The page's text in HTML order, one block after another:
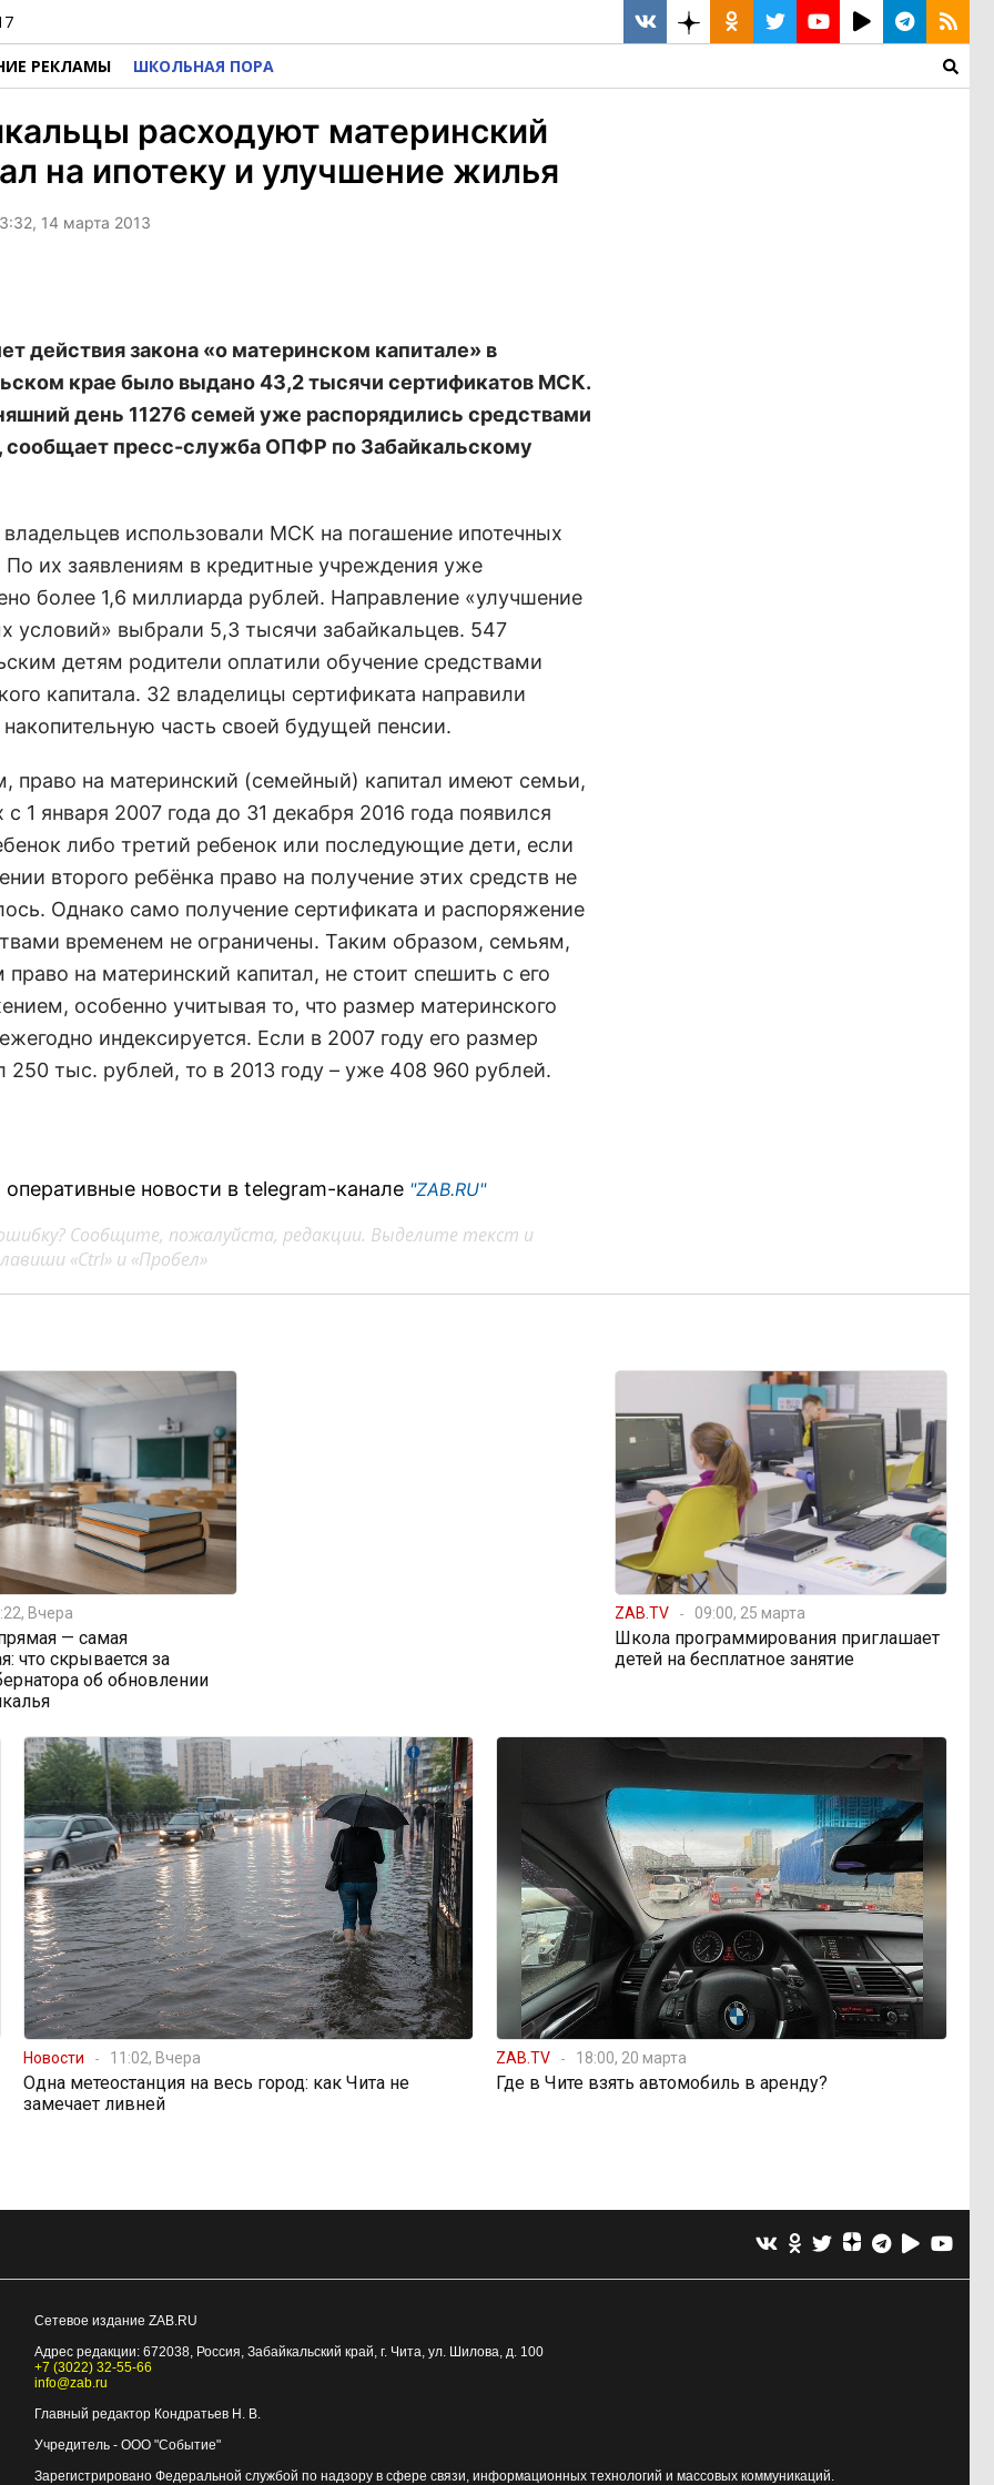
РЕКЛАМЫ ШКОЛЬНАЯ ПОРА
расходуют материнский
на ипотеку и улучшение жилья
14 марта 2013
действия закона «о материнском капитале» в
крае было выдано 43,2 тысячи сертификатов МСК.
день 11276 семей уже распорядились средствами
сообщает пресс-служба ОПФР по Забайкальскому
использовали МСК на погашение ипотечных
По их заявлениям в кредитные учреждения уже
более 1,6 миллиарда рублей. Направление «улучшение
условий» выбрали 5,3 тысячи забайкальцев. 547
детям родители оплатили обучение средствами
капитала. 32 владелицы сертификата направили
накопительную часть своей будущей пенсии.
право на материнский (семейный) капитал имеют семьи,
с 1 января 2007 года до 31 декабря 2016 года появился
либо третий ребенок или последующие дети, если
второго ребёнка право на получение этих средств не
Однако само получение сертификата и распоряжение
временем не ограничены. Таким образом, семьям,
на материнский капитал, не стоит спешить с его
особенно учитывая то, что размер материнского
индексируется. Если в 2007 году его размер
250 тыс. рублей, то в 2013 году – уже 408 960 рублей.
новости в telegram-канале "ZAB.RU"
Сообщите, пожалуйста, редакции. Выделите текст и
«Ctrl» и «Пробел»
Вчера
— самая
что скрывается за
об обновлении
ZAB.TV 09:00, 25 марта
Школа программирования приглашает
детей на бесплатное занятие
Новости 11:02, Вчера
Одна метеостанция на весь город: как Чита не
замечает ливней
ZAB.TV 18:00, 20 марта
Где в Чите взять автомобиль в аренду?
Сетевое издание ZAB.RU
Адрес редакции: 672038, Россия, Забайкальский край, г. Чита, ул. Шилова, д. 100
+7 (3022) 32-55-66
info@zab.ru
Главный редактор Кондратьев Н. В.
Учредитель - ООО "Событие"
Зарегистрировано Федеральной службой по надзору в сфере связи, информационных технологий и массовых коммуникаций.